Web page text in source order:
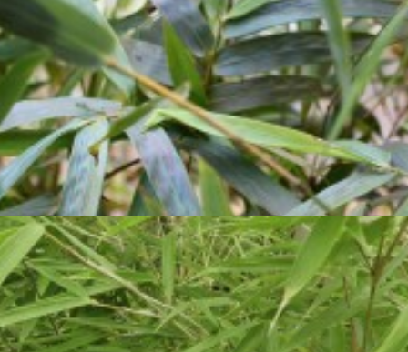
 Aperçu rapide 
Bambusa tuldoides
25,50 €
Voir détails